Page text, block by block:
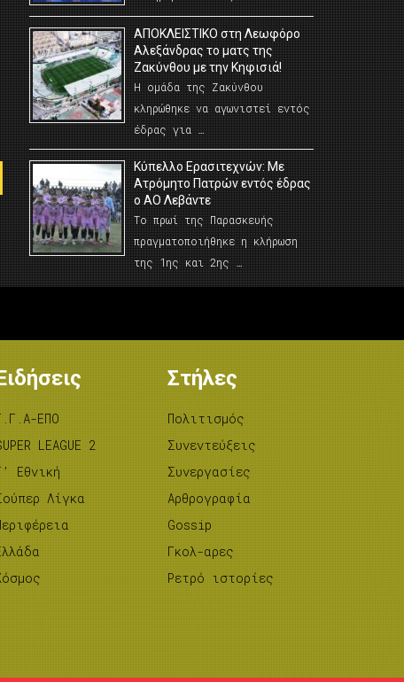
AΠΟΚΛΕΙΣΤΙΚΟ στη Λεωφόρο
Αλεξάνδρας το ματς της
Ζακύνθου με την Κηφισιά!
Η ομάδα της Ζακύνθου
κληρώθηκε να αγωνιστεί εντός
έδρας για …
Κύπελλο Ερασιτεχνών: Με
Ατρόμητο Πατρών εντός έδρας
ο ΑΟ Λεβάντε
Το πρωί της Παρασκευής
πραγματοποιήθηκε η κλήρωση
της 1ης και 2ης …
ΕΠΟ
LEAGUE 2
Εθνική
Λίγκα
Στήλες
Πολιτισμός
Συνεντεύξεις
Συνεργασίες
Αρθρογραφία
Gossip
Γκολ-αρες
Ρετρό ιστορίες